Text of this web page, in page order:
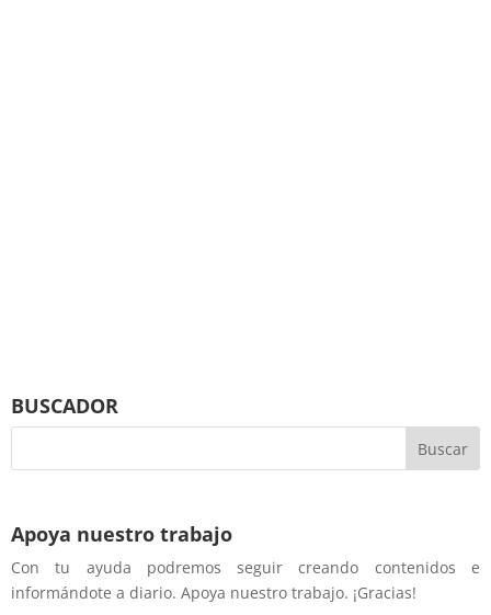
BUSCADOR
Apoya nuestro trabajo
Con tu ayuda podremos seguir creando contenidos e
informándote a diario. Apoya nuestro trabajo. ¡Gracias!